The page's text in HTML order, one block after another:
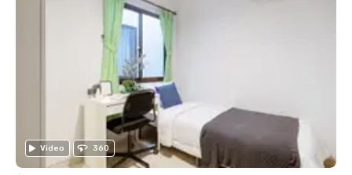
Video 360